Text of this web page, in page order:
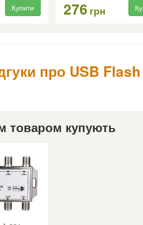
Купити 276 грн
про USB
товаром купують